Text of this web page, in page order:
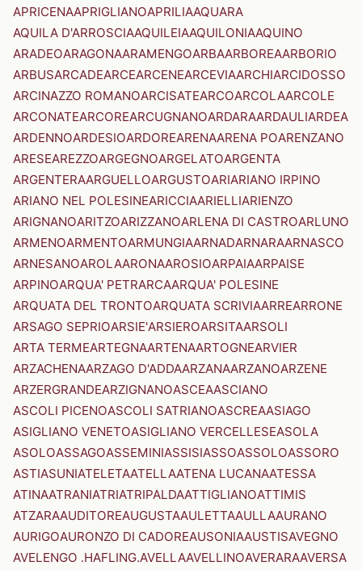
APRICENAAPRIGLIANOAPRILIAAQUARA
AQUILA D'ARROSCIAAQUILEIAAQUILONIAAQUINO
ARADEOARAGONAARAMENGOARBAARBOREAARBORIO
ARBUSARCADEARCEARCENEARCEVIAARCHIARCIDOSSO
ARCINAZZO ROMANOARCISATEARCOARCOLAARCOLE
ARCONATEARCOREARCUGNANOARDARAARDAULIARDEA
ARDENNOARDESIOARDOREARENAARENA POARENZANO
ARESEAREZZOARGEGNOARGELATOARGENTA
ARGENTERAARGUELLOARGUSTOARIARIANO IRPINO
ARIANO NEL POLESINEARICCIAARIELLIARIENZO
ARIGNANOARITZOARIZZANOARLENA DI CASTROARLUNO
ARMENOARMENTOARMUNGIAARNADARNARAARNASCO
ARNESANOAROLAARONAAROSIOARPAIAARPAISE
ARPINOARQUA' PETRARCAARQUA' POLESINE
ARQUATA DEL TRONTOARQUATA SCRIVIAARREARRONE
ARSAGO SEPRIOARSIE'ARSIEROARSITAARSOLI
ARTA TERMEARTEGNAARTENAARTOGNEARVIER
ARZACHENAARZAGO D'ADDAARZANAARZANOARZENE
ARZERGRANDEARZIGNANOASCEAASCIANO
ASCOLI PICENOASCOLI SATRIANOASCREAASIAGO
ASIGLIANO VENETOASIGLIANO VERCELLESEASOLA
ASOLOASSAGOASSEMINIASSISIASSOASSOLOASSORO
ASTIASUNIATELETAATELLAATENA LUCANAATESSA
ATINAATRANIATRIATRIPALDAATTIGLIANOATTIMIS
ATZARAAUDITOREAUGUSTAAULETTAAULLAAURANO
AURIGOAURONZO DI CADOREAUSONIAAUSTISAVEGNO
AVELENGO .HAFLING.AVELLAAVELLINOAVERARAAVERSA